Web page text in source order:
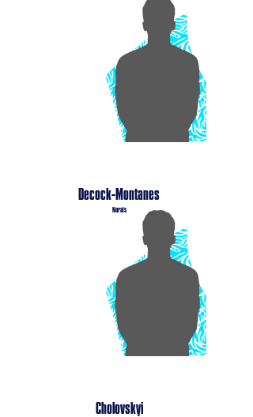
Decock-Montanes
Nurais
Cholovskyi